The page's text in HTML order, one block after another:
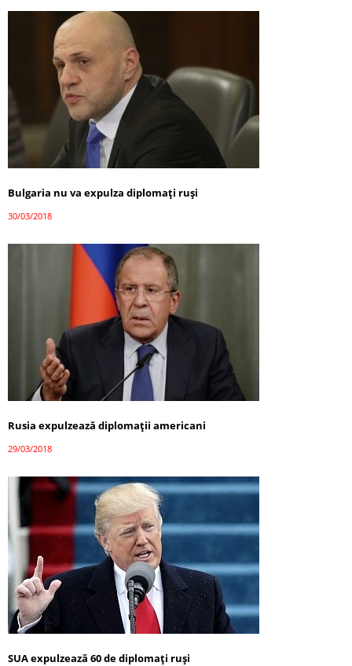
Bulgaria nu va expulza diplomați ruși
30/03/2018
Rusia expulzează diplomații americani
29/03/2018
SUA expulzează 60 de diplomați ruși